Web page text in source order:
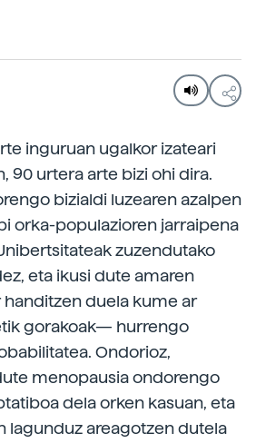
inguruan ugalkor izateari
90 urtera arte bizi ohi dira.
bizialdi luzearen azalpen
orka-populazioren jarraipena
zuzendutako
eta ikusi dute amaren
handitzen duela kume ar
gorakoak— hurrengo
Ondorioz,
menopausia ondorengo
dela orken kasuan, eta
lagunduz areagotzen dutela